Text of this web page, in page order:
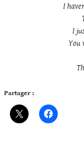
I
I
You
Partager :